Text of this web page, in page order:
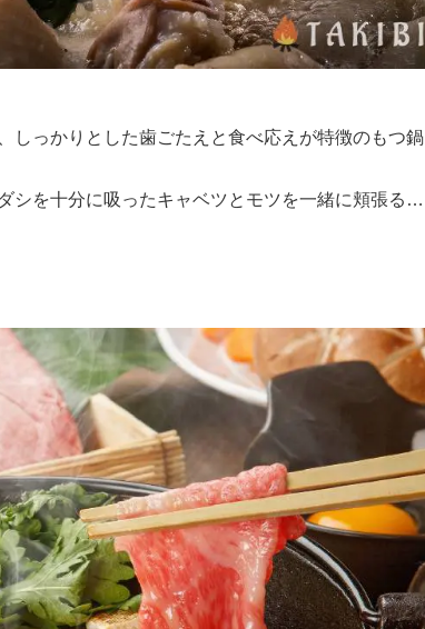
しっかりとした歯ごたえと食べ応えが特徴のもつ鍋
シを十分に吸ったキャベツとモツを一緒に頬張る…